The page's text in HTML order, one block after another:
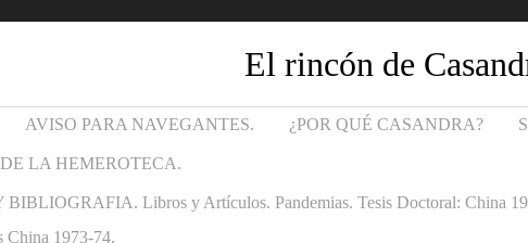
El rincón de
AVISO PARA NAVEGANTES. ¿POR QUÉ CASANDRA?
LA HEMEROTECA.
Libros y Artículos. Pandemias. Tesis Doctoral: China
China 1973-74.